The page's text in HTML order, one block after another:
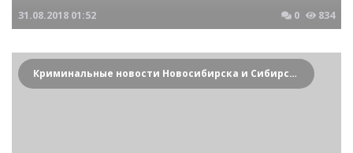
31.08.2018 01:52 0 834
Криминальные новости Новосибирска и Сибирского региона